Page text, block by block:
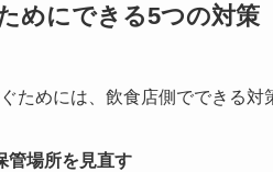
めにできる5つの対策
ためには、飲食店側でできる対
管場所を見直す